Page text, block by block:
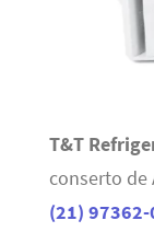
T&T
conserto de
(21)